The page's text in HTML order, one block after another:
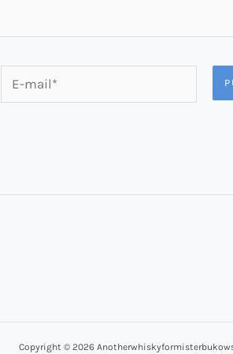
mail*
Copyright © 2026